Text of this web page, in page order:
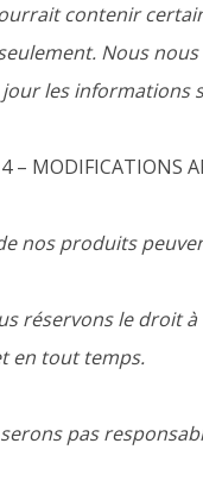
contenir
Nous
les informations
– MODIFICATIONS
nos produits
réservons le droit
en tout temps.
pas